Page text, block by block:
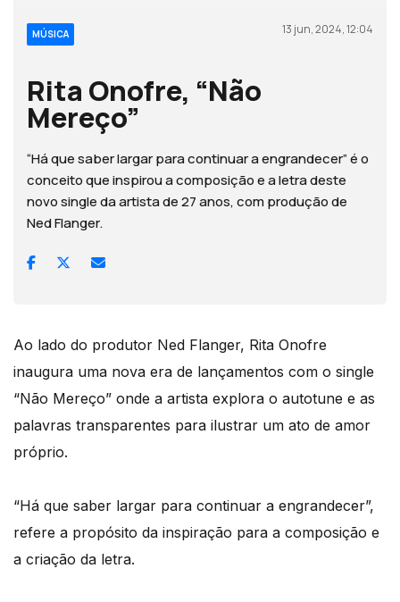
MÚSICA 13 jun, 2024, 12:04
Rita Onofre, “Não
Mereço”
“Há que saber largar para continuar a engrandecer” é o
conceito que inspirou a composição e a letra deste
novo single da artista de 27 anos, com produção de
Ned Flanger.
Ao lado do produtor Ned Flanger, Rita Onofre
inaugura uma nova era de lançamentos com o single
“Não Mereço” onde a artista explora o autotune e as
palavras transparentes para ilustrar um ato de amor
próprio.
“Há que saber largar para continuar a engrandecer”,
refere a propósito da inspiração para a composição e
a criação da letra.